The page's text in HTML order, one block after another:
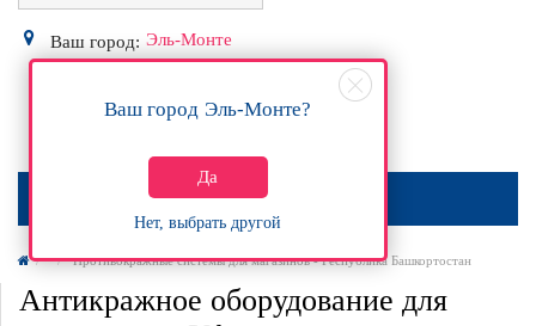
Ваш город: Эль-Монте
Ваш город Эль-Монте?
Да
Нет, выбрать другой
0Р
МЕНЮ
Противокражные системы для магазинов - Республика Башкортостан
Антикражное оборудование для